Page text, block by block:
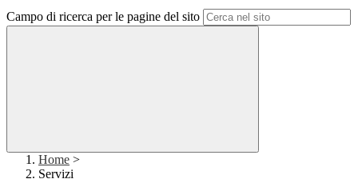
Campo di ricerca per le pagine del sito
Home >
Servizi